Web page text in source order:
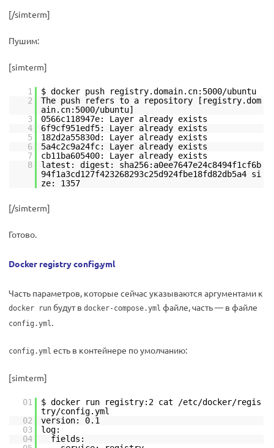
[/simterm]
Пушим:
[simterm]
1
$ docker push registry.domain.cn:5000/ubuntu
2
The push refers to a repository [registry.dom
ain.cn:5000/ubuntu]
3
0566c118947e: Layer already exists
4
6f9cf951edf5: Layer already exists
5
182d2a55830d: Layer already exists
6
5a4c2c9a24fc: Layer already exists
7
cb11ba605400: Layer already exists
8
latest: digest: sha256:a0ee7647e24c8494f1cf6b
94f1a3cd127f423268293c25d924fbe18fd82db5a4 si
ze: 1357
[/simterm]
Готово.
Docker registry config.yml
Часть параметров, которые сейчас указываются аргументами к
docker run будут в docker-compose.yml файле, часть — в файле
config.yml.
config.yml есть в контейнере по умолчанию:
[simterm]
01
$ docker run registry:2 cat /etc/docker/regis
try/config.yml
02
version: 0.1
03
log:
04
fields: